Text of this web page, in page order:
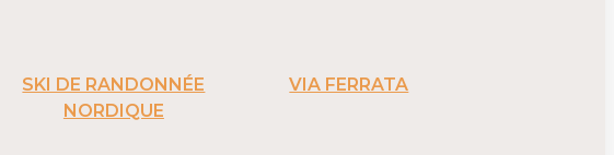
SKI DE RANDONNÉE
NORDIQUE
VIA FERRATA